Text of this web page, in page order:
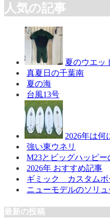
人気の記事
夏のウエッ
真夏日の千葉南
夏の海
台風13号
2026年は何
強い東ウネリ
M23とビッグハッピー
2026年 おすすめ記事
ギミック カスタムボ
ニューモデルのソリ
最新の投稿